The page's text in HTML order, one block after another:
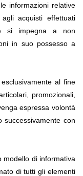
informazioni relative
acquisti effettuati
si impegna a non
in suo possesso a
al fine
promozionali,
espressa volontà
successivamente con
modello di informativa
di tutti gli elementi